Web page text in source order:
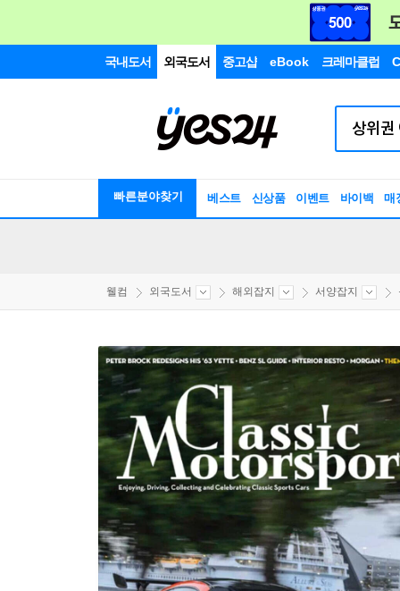
국내도서 외국도서 중고샵 eBook 크레마클럽
빠른분야찾기 베스트 신상품 이벤트 바이백 매
웰컴 외국도서 해외잡지 서양잡지